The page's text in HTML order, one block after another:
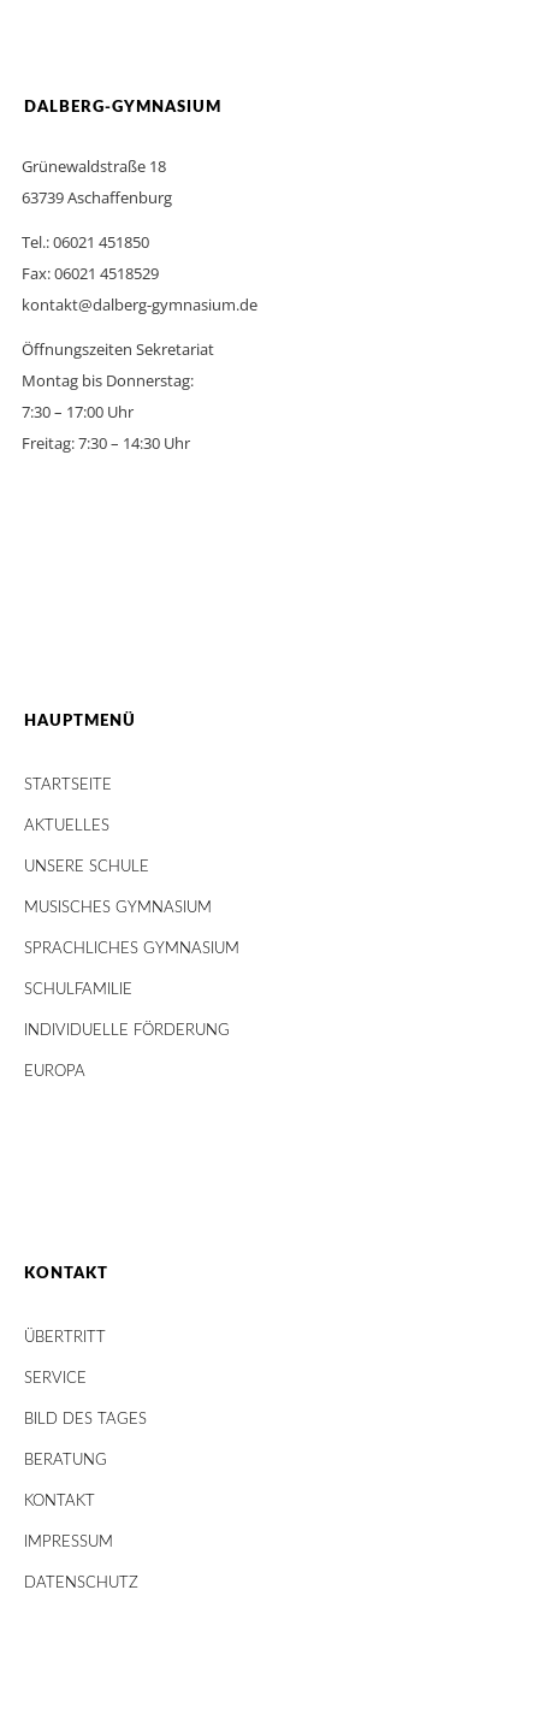
DALBERG-GYMNASIUM
Grünewaldstraße 18
63739 Aschaffenburg
Tel.: 06021 451850
Fax: 06021 4518529
kontakt@dalberg-gymnasium.de
Öffnungszeiten Sekretariat
Montag bis Donnerstag:
7:30 – 17:00 Uhr
Freitag: 7:30 – 14:30 Uhr
HAUPTMENÜ
STARTSEITE
AKTUELLES
UNSERE SCHULE
MUSISCHES GYMNASIUM
SPRACHLICHES GYMNASIUM
SCHULFAMILIE
INDIVIDUELLE FÖRDERUNG
EUROPA
KONTAKT
ÜBERTRITT
SERVICE
BILD DES TAGES
BERATUNG
KONTAKT
IMPRESSUM
DATENSCHUTZ